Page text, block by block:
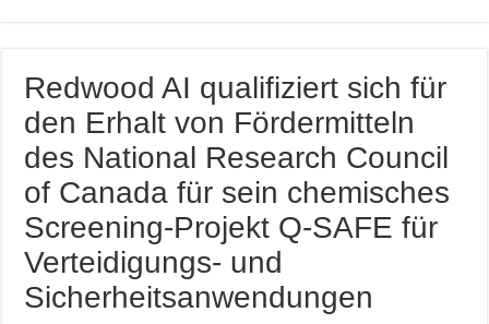
Redwood AI qualifiziert sich für
den Erhalt von Fördermitteln
des National Research Council
of Canada für sein chemisches
Screening-Projekt Q-SAFE für
Verteidigungs- und
Sicherheitsanwendungen